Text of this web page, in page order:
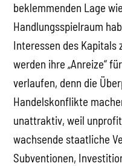
beklemmenden Lage
Handlungsspielraum
Interessen des Kapitals
werden ihre „Anreize“
verlaufen, denn die
Handelskonflikte
unattraktiv, weil
wachsende staatliche
Subventionen,